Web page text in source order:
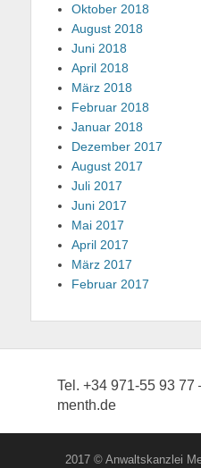
Oktober 2018
August 2018
Juni 2018
April 2018
März 2018
Februar 2018
Januar 2018
Dezember 2017
August 2017
Juli 2017
Juni 2017
Mai 2017
April 2017
März 2017
Februar 2017
Tel. +34 971-55 93
menth.de
2017 © Anwaltskanzlei